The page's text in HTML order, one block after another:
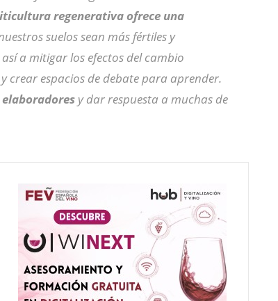
regenerativa ofrece una
suelos sean más fértiles y
a mitigar los efectos del cambio
crear espacios de debate para aprender.
y dar respuesta a muchas de